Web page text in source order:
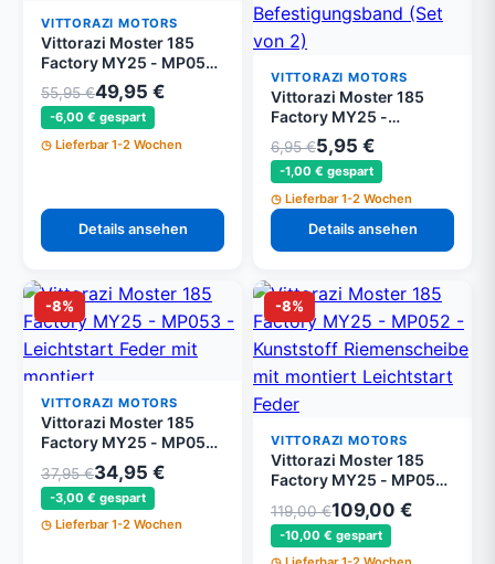
VITTORAZI MOTORS
Vittorazi Moster 185
Factory MY25 - MP054
- Kunststoff Haken
Gehäuse
55,95 €49,95 €
-6,00 € gespart
Lieferbar 1-2 Wochen
Details ansehen
VITTORAZI MOTORS
Vittorazi Moster 185
Factory MY25 -
MP053a.2 -
Befestigungsband (Set
von 2)
6,95 €5,95 €
-1,00 € gespart
Lieferbar 1-2 Wochen
Details ansehen
-8%
VITTORAZI MOTORS
Vittorazi Moster 185
Factory MY25 - MP053
- Leichtstart Feder mit
montiert
Befestigungsband
37,95 €34,95 €
-3,00 € gespart
Lieferbar 1-2 Wochen
-8%
VITTORAZI MOTORS
Vittorazi Moster 185
Factory MY25 - MP052
- Kunststoff
Riemenscheibe mit
montiert Leichtstart
Feder und Seil
119,00 €109,00 €
-10,00 € gespart